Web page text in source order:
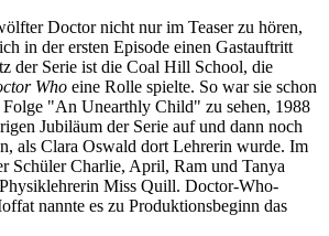
Doctor nicht nur im Teaser zu hören,
in der ersten Episode einen Gastauftritt
der Serie ist die Coal Hill School, die
Who eine Rolle spielte. So war sie schon
Folge "An Unearthly Child" zu sehen, 1988
Jubiläum der Serie auf und dann noch
als Clara Oswald dort Lehrerin wurde. Im
Schüler Charlie, April, Ram und Tanya
Miss Quill. Doctor-Who-
nannte es zu Produktionsbeginn das